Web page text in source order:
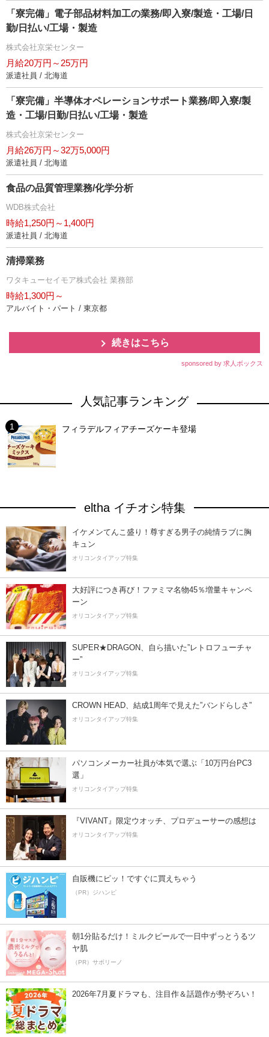
「寮完備」電子部品材料加工の業務/即入寮/製造・工場/日
勤/日払い/工場・製造
株式会社京栄センター
月給20万円～25万円
派遣社員 / 北海道
「寮完備」半導体オペレーションサポート業務/即入寮/製
造・工場/日勤/日払い/工場・製造
株式会社京栄センター
月給26万円～32万5,000円
派遣社員 / 北海道
食品の品質管理業務/化学分析
WDB株式会社
時給1,250円～1,400円
派遣社員 / 北海道
清掃業務
ワタキューセイモア株式会社 業務部
時給1,300円～
アルバイト・パート / 東京都
続きはこちら
sponsored by 求人ボックス
人気記事ランキング
フィラデルフィアチーズケーキ登場
eltha イチオシ特集
イケメンてんこ盛り！尊すぎる男子の純情ラブに胸
キュン
オリコンタイアップ特集
大好評につき再び！ファミマ名物45％増量キャンペ
ーン
オリコンタイアップ特集
SUPER★DRAGON、自ら描いた”レトロフューチャ
ー”
オリコンタイアップ特集
CROWN HEAD、結成1周年で見えた”バンドらしさ”
オリコンタイアップ特集
パソコンメーカー社員が本気で選ぶ「10万円台PC3
選」
オリコンタイアップ特集
『VIVANT』限定ウオッチ、プロデューサーの感想は
オリコンタイアップ特集
自販機にピッ！ですぐに買えちゃう
（PR）ジハンピ
朝1分貼るだけ！ミルクピールで一日中ずっとうるツ
ヤ肌
（PR）サボリーノ
2026年7月夏ドラマも、注目作＆話題作が勢ぞろい！